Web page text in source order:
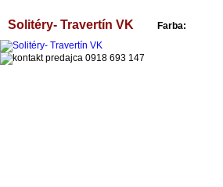
Solitéry- Travertín VK Farba: